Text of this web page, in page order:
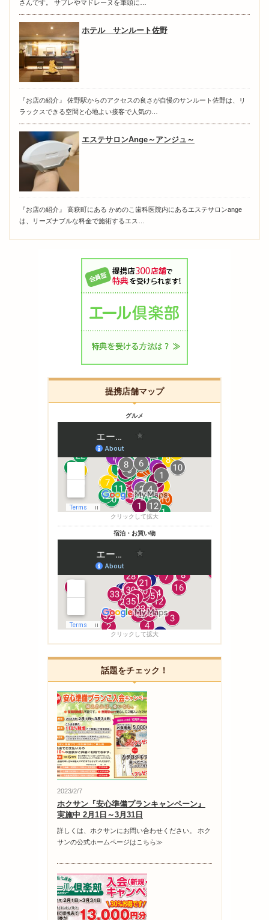
さんです。 サブレやマドレーヌを筆頭に…
ホテル サンルート佐野
『お店の紹介』 佐野駅からのアクセスの良さが自慢のサンルート佐野は、リ
ラックスできる空間と心地よい接客で人気の…
エステサロンAnge～アンジュ～
『お店の紹介』 高萩町にある かめのこ歯科医院内にあるエステサロンange
は、リーズナブルな料金で施術するエス…
提携店舗マップ
グルメ
クリックして拡大
宿泊・お買い物
クリックして拡大
話題をチェック！
2023/2/7
ホクサン『安心準備プランキャンペーン』
実施中 2月1日～3月31日
詳しくは、ホクサンにお問い合わせください。 ホク
サンの公式ホームページはこちら≫